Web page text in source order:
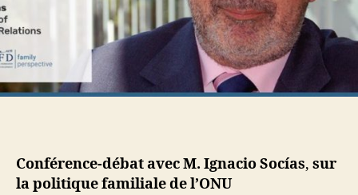
Conférence-débat avec M. Ignacio Socías, sur
la politique familiale de l’ONU